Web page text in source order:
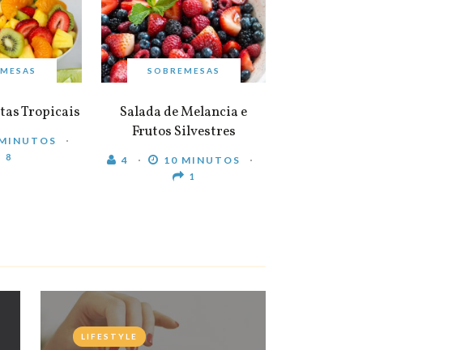
Tropicais
8
SOBREMESAS
Salada de Melancia e
Frutos Silvestres
4 10 MINUTOS
1
LIFESTYLE